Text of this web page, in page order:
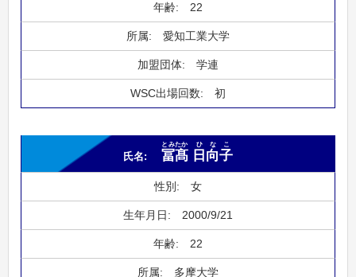
22
愛知工業大学
学連
初
冨髙
とみたか
日向子
ひなこ
女
2000/9/21
22
多摩大学